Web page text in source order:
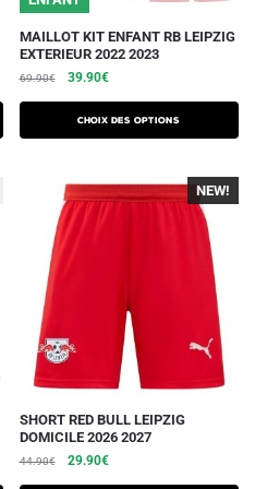
produit
MAILLOT KIT ENFANT RB LEIPZIG
EXTERIEUR 2022 2023
69.90€
Le
initial
était :
39.90€Le
actuel
est :
Choix des options
Ce
produit
a
plusieurs
variations.
options
peuvent
choisies
page
du
NEW!
SHORT RED BULL LEIPZIG
DOMICILE 2026 2027
44.90€
Le
29.90€Le
Ce
produit
a